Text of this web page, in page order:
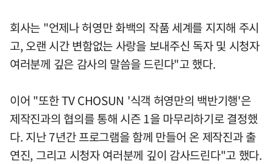
회사는 "언제나 허영만 화백의 작품 세계를 지지해 주시
고, 오랜 시간 변함없는 사랑을 보내주신 독자 및 시청자
여러분께 깊은 감사의 말씀을 드린다"고 했다.
이어 "또한 TV CHOSUN '식객 허영만의 백반기행'은
제작진과의 협의를 통해 시즌 1을 마무리하기로 결정했
다. 지난 7년간 프로그램을 함께 만들어 온 제작진과 출
연진, 그리고 시청자 여러분께 깊이 감사드린다"고 했다.